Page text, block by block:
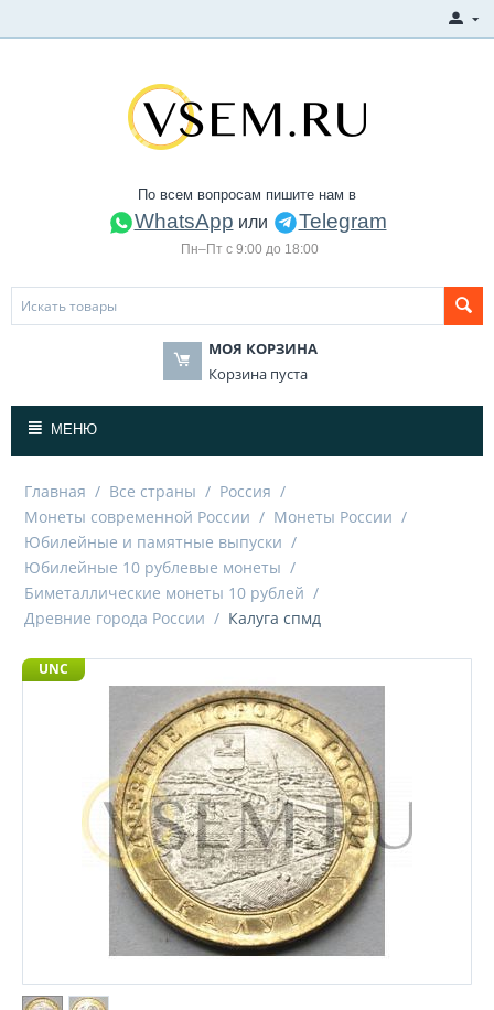
По всем вопросам пишите нам в
WhatsApp или Telegram
Пн–Пт с 9:00 до 18:00
МОЯ КОРЗИНА
Корзина пуста
МЕНЮ
Главная / Все страны / Россия /
Монеты современной России / Монеты России /
Юбилейные и памятные выпуски /
Юбилейные 10 рублевые монеты /
Биметаллические монеты 10 рублей /
Древние города России / Калуга спмд
UNC